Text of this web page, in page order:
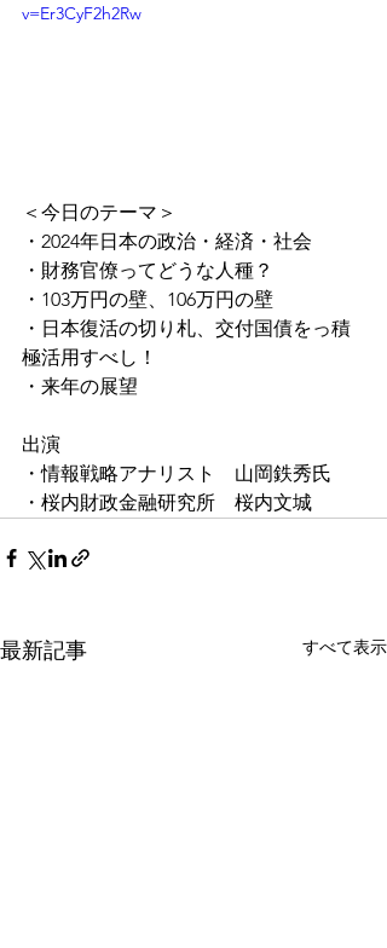
v=Er3CyF2h2Rw
＜今日のテーマ＞
・2024年日本の政治・経済・社会
・財務官僚ってどうな人種？
・103万円の壁、106万円の壁
・日本復活の切り札、交付国債をっ積
極活用すべし！
・来年の展望
出演
・情報戦略アナリスト　山岡鉄秀氏
・桜内財政金融研究所　桜内文城
最新記事 すべて表示